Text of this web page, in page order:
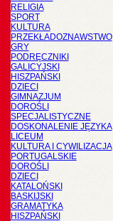
RELIGIA
SPORT
KULTURA
PRZEKŁADOZNAWSTWO
GRY
PODRĘCZNIKI
GALICYJSKI
HISZPAŃSKI
DZIECI
GIMNAZJUM
DOROŚLI
SPECJALISTYCZNE
DOSKONALENIE JĘZYKA
LICEUM
KULTURA I CYWILIZACJA
PORTUGALSKIE
DOROŚLI
DZIECI
KATALOŃSKI
BASKIJSKI
GRAMATYKA
HISZPAŃSKI